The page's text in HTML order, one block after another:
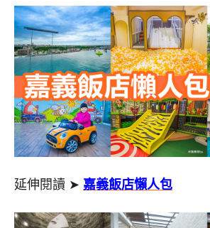
延伸閱讀 ➤ 嘉義飯店懶人包